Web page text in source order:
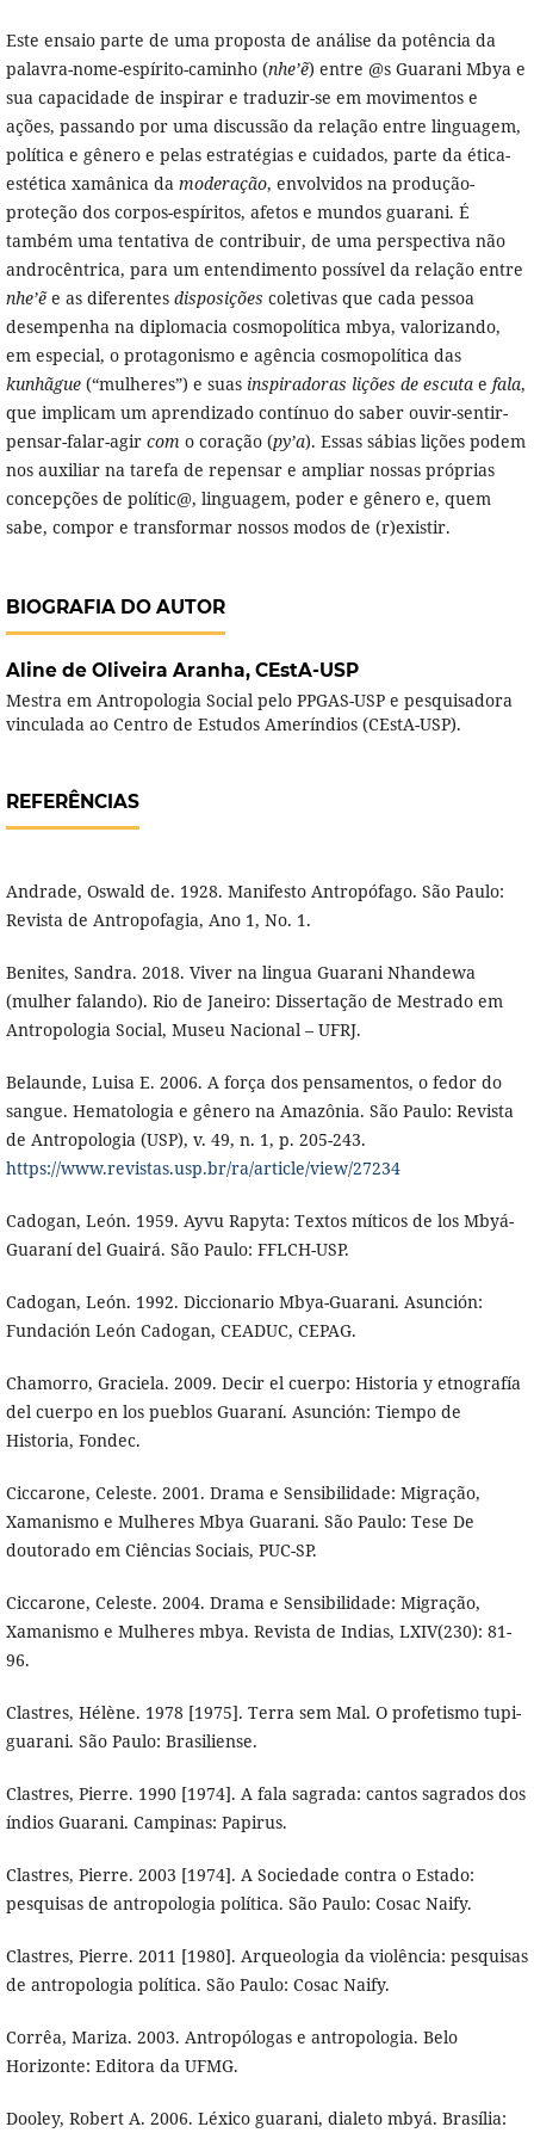
Este ensaio parte de uma proposta de análise da potência da
palavra-nome-espírito-caminho (nhe’ẽ) entre @s Guarani Mbya e
sua capacidade de inspirar e traduzir-se em movimentos e
ações, passando por uma discussão da relação entre linguagem,
política e gênero e pelas estratégias e cuidados, parte da ética-
estética xamânica da moderação, envolvidos na produção-
proteção dos corpos-espíritos, afetos e mundos guarani. É
também uma tentativa de contribuir, de uma perspectiva não
androcêntrica, para um entendimento possível da relação entre
nhe’ẽe as diferentes disposições coletivas que cada pessoa
desempenha na diplomacia cosmopolítica mbya, valorizando,
em especial, o protagonismo e agência cosmopolítica das
kunhãgue(“mulheres”) e suas inspiradoras lições de escuta e fala,
que implicam um aprendizado contínuo do saber ouvir-sentir-
pensar-falar-agir com o coração (py’a). Essas sábias lições podem
nos auxiliar na tarefa de repensar e ampliar nossas próprias
concepções de polític@, linguagem, poder e gênero e, quem
sabe, compor e transformar nossos modos de (r)existir.
BIOGRAFIA DO AUTOR
Aline de Oliveira Aranha, CEstA-USP
Mestra em Antropologia Social pelo PPGAS-USP e pesquisadora
vinculada ao Centro de Estudos Ameríndios (CEstA-USP).
REFERÊNCIAS
Andrade, Oswald de. 1928. Manifesto Antropófago. São Paulo:
Revista de Antropofagia, Ano 1, No. 1.
Benites, Sandra. 2018. Viver na lingua Guarani Nhandewa
(mulher falando). Rio de Janeiro: Dissertação de Mestrado em
Antropologia Social, Museu Nacional – UFRJ.
Belaunde, Luisa E. 2006. A força dos pensamentos, o fedor do
sangue. Hematologia e gênero na Amazônia. São Paulo: Revista
de Antropologia (USP), v. 49, n. 1, p. 205-243.
https://www.revistas.usp.br/ra/article/view/27234
Cadogan, León. 1959. Ayvu Rapyta: Textos míticos de los Mbyá-
Guaraní del Guairá. São Paulo: FFLCH-USP.
Cadogan, León. 1992. Diccionario Mbya-Guarani. Asunción:
Fundación León Cadogan, CEADUC, CEPAG.
Chamorro, Graciela. 2009. Decir el cuerpo: Historia y etnografía
del cuerpo en los pueblos Guaraní. Asunción: Tiempo de
Historia, Fondec.
Ciccarone, Celeste. 2001. Drama e Sensibilidade: Migração,
Xamanismo e Mulheres Mbya Guarani. São Paulo: Tese De
doutorado em Ciências Sociais, PUC-SP.
Ciccarone, Celeste. 2004. Drama e Sensibilidade: Migração,
Xamanismo e Mulheres mbya. Revista de Indias, LXIV(230): 81-
96.
Clastres, Hélène. 1978 [1975]. Terra sem Mal. O profetismo tupi-
guarani. São Paulo: Brasiliense.
Clastres, Pierre. 1990 [1974]. A fala sagrada: cantos sagrados dos
índios Guarani. Campinas: Papirus.
Clastres, Pierre. 2003 [1974]. A Sociedade contra o Estado:
pesquisas de antropologia política. São Paulo: Cosac Naify.
Clastres, Pierre. 2011 [1980]. Arqueologia da violência: pesquisas
de antropologia política. São Paulo: Cosac Naify.
Corrêa, Mariza. 2003. Antropólogas e antropologia. Belo
Horizonte: Editora da UFMG.
Dooley, Robert A. 2006. Léxico guarani, dialeto mbyá. Brasília: